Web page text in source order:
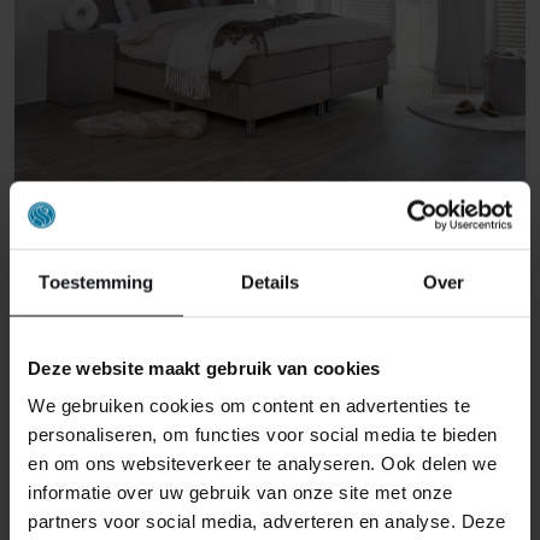
Toestemming Details Over
Deze website maakt gebruik van cookies
We gebruiken cookies om content en advertenties te
personaliseren, om functies voor social media te bieden
en om ons websiteverkeer te analyseren. Ook delen we
informatie over uw gebruik van onze site met onze
partners voor social media, adverteren en analyse. Deze
595,00
€ 595,00
€ 495,00.
SUPER SALE bis zu 1000 € Rabatt